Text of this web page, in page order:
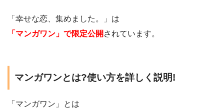
「幸せな恋、集めました。」は
「マンガワン」で限定公開 されています。
マンガワンとは?使い方を詳しく説明!
「マンガワン」とは